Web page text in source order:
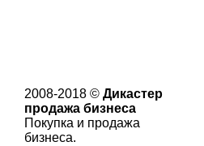
2008-2018 © Дикастер
продажа бизнеса
Покупка и продажа
бизнеса.